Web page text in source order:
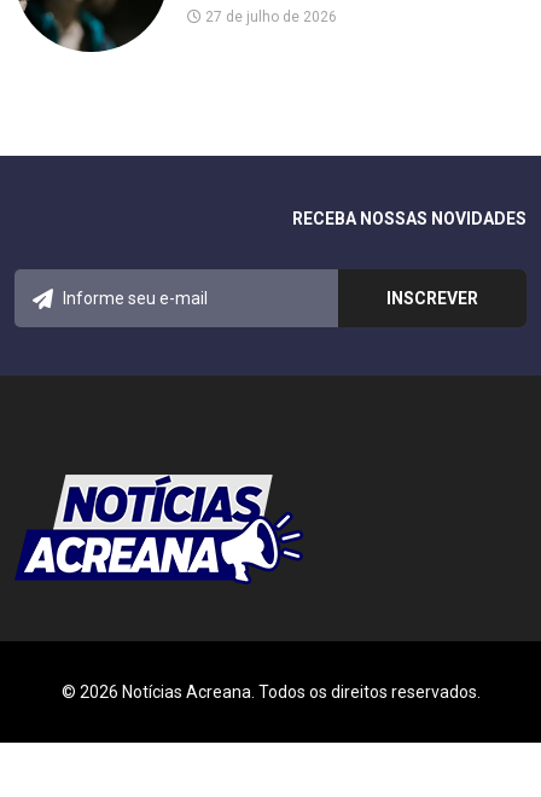
27 de julho de 2026
RECEBA NOSSAS NOVIDADES
© 2026 Notícias Acreana. Todos os direitos reservados.